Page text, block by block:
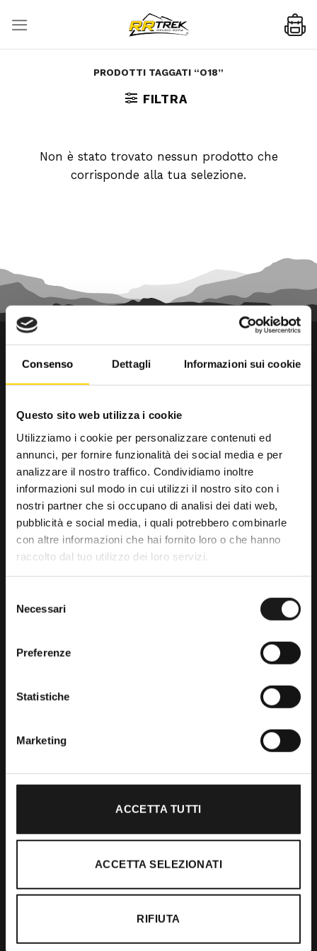
Consenso Dettagli Informazioni sui cookie
Questo sito web utilizza i cookie
Utilizziamo i cookie per personalizzare contenuti ed
annunci, per fornire funzionalità dei social media e per
analizzare il nostro traffico. Condividiamo inoltre
informazioni sul modo in cui utilizzi il nostro sito con i
nostri partner che si occupano di analisi dei dati web,
pubblicità e social media, i quali potrebbero combinarle
con altre informazioni che hai fornito loro o che hanno
raccolto dal tuo utilizzo dei loro servizi.
delNecessari
Preferenze
Statistiche
Marketing
ACCETTA TUTTI
ACCETTA SELEZIONATI
RIFIUTA
content
PRODOTTI TAGGATI “O18”
FILTRA
Non è stato trovato nessun prodotto che
corrisponde alla tua selezione.
Da trenta anni il punto di riferimento
per gli amanti dell’outdoor.
RRTrek
4.6
Basato su 476 recensioni
powered byGoogle
lascia una recensione su
Abbigliamento
Accessori
Spedizioni